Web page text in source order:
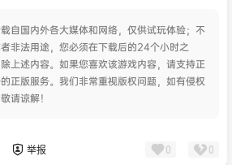
自国内外各大媒体和网络，仅供试玩体验；不
非法用途，您必须在下载后的24个小时之
上述内容。如果您喜欢该游戏内容，请支持正
正版服务。我们非常重视版权问题，如有侵权
请谅解！
举报 0 0